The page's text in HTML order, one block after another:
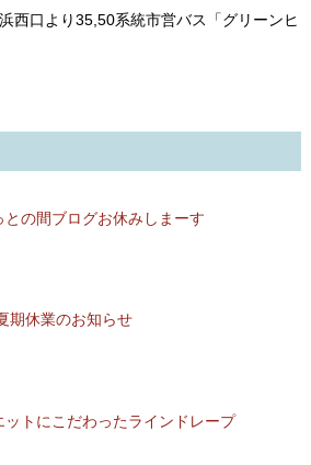
西口より35,50系統市営バス「グリーンヒ
との間ブログお休みしまーす
期休業のお知らせ
ットにこだわったラインドレープ